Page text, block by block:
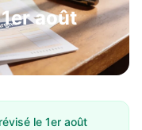
août
le 1er août